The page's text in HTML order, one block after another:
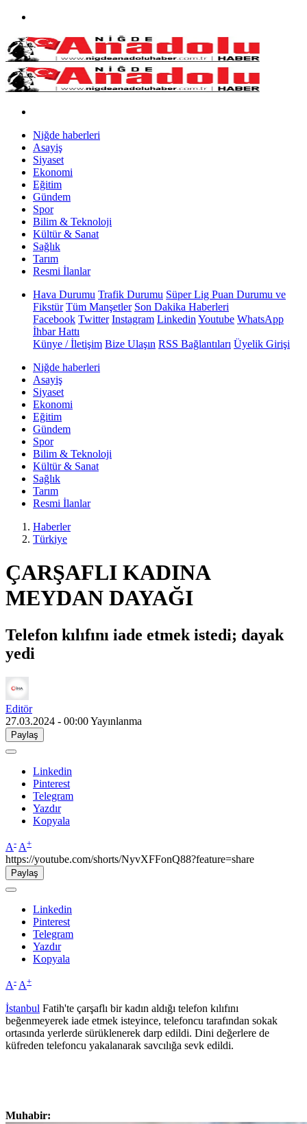
Niğde haberleri
Asayiş
Siyaset
Ekonomi
Eğitim
Gündem
Spor
Bilim & Teknoloji
Kültür & Sanat
Sağlık
Tarım
Resmi İlanlar
Hava Durumu Trafik Durumu Süper Lig Puan Durumu ve
Fikstür Tüm Manşetler Son Dakika Haberleri
Facebook Twitter Instagram Linkedin Youtube WhatsApp
İhbar Hattı
Künye / İletişim Bize Ulaşın RSS Bağlantıları Üyelik Girişi
Niğde haberleri
Asayiş
Siyaset
Ekonomi
Eğitim
Gündem
Spor
Bilim & Teknoloji
Kültür & Sanat
Sağlık
Tarım
Resmi İlanlar
Haberler
Türkiye
ÇARŞAFLI KADINA
MEYDAN DAYAĞI
Telefon kılıfını iade etmek istedi; dayak
yedi
Editör
27.03.2024 - 00:00Yayınlanma
Paylaş
Linkedin
Pinterest
Telegram
Yazdır
Kopyala
A- A+
https://youtube.com/shorts/NyvXFFonQ88?feature=share
Paylaş
Linkedin
Pinterest
Telegram
Yazdır
Kopyala
A- A+
İstanbul Fatih'te çarşaflı bir kadın aldığı telefon kılıfını
beğenmeyerek iade etmek isteyince, telefoncu tarafından sokak
ortasında yerlerde sürüklenerek darp edildi. Dini değerlere de
küfreden telefoncu yakalanarak savcılığa sevk edildi.
Muhabir: